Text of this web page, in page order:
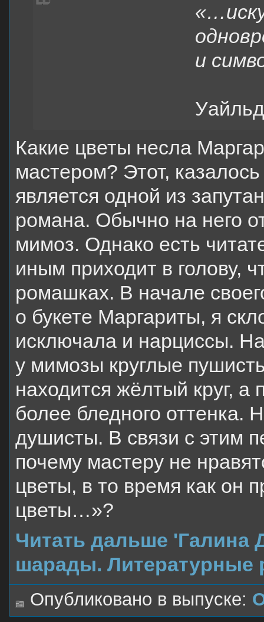
и
Уайльд
Какие цветы несла
мастером? Этот,
является одной из
романа. Обычно на него
мимоз. Однако есть
иным приходит в голову,
ромашках. В начале
о букете Маргариты, я
исключала и нарциссы.
у мимозы круглые
находится жёлтый круг, а
более бледного
душисты. В связи с этим
почему мастеру не
цветы, в то время как он
цветы…»?
Читать дальше 'Галина
шарады. Литературные
Опубликовано в выпуске: